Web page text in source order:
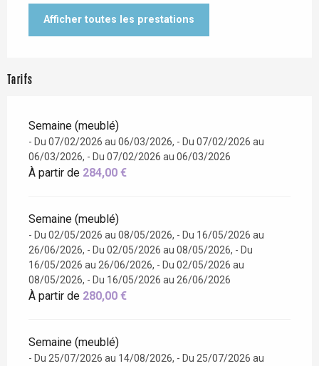
Afficher toutes les prestations
Tarifs
Semaine (meublé)
- Du 07/02/2026 au 06/03/2026, - Du 07/02/2026 au
06/03/2026, - Du 07/02/2026 au 06/03/2026
À partir de 284,00 €
Semaine (meublé)
- Du 02/05/2026 au 08/05/2026, - Du 16/05/2026 au
26/06/2026, - Du 02/05/2026 au 08/05/2026, - Du
16/05/2026 au 26/06/2026, - Du 02/05/2026 au
08/05/2026, - Du 16/05/2026 au 26/06/2026
À partir de 280,00 €
Semaine (meublé)
- Du 25/07/2026 au 14/08/2026, - Du 25/07/2026 au